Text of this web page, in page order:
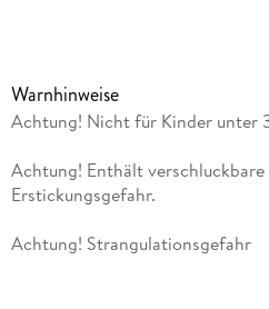
Warnhinweise
Achtung! Nicht für Kinder unter
Achtung! Enthält
Erstickungsgefahr.
Achtung! Strangulationsgefahr